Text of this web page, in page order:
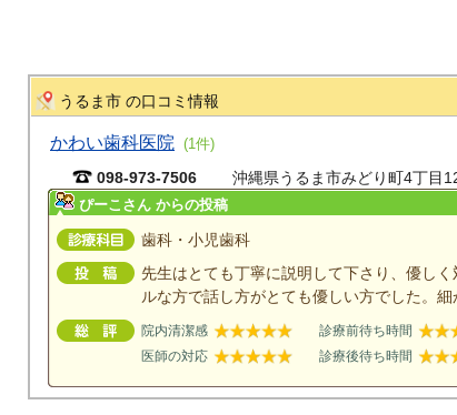
うるま市 の口コミ情報
かわい歯科医院 (1件)
098-973-7506 沖縄県うるま市みどり町4丁目
ぴーこさん からの投稿
歯科・小児歯科
先生はとても丁寧に説明して下さり、優し
ルな方で話し方がとても優しい方でした。
院内清潔感 診療前待ち時間
医師の対応
診療後待ち時間